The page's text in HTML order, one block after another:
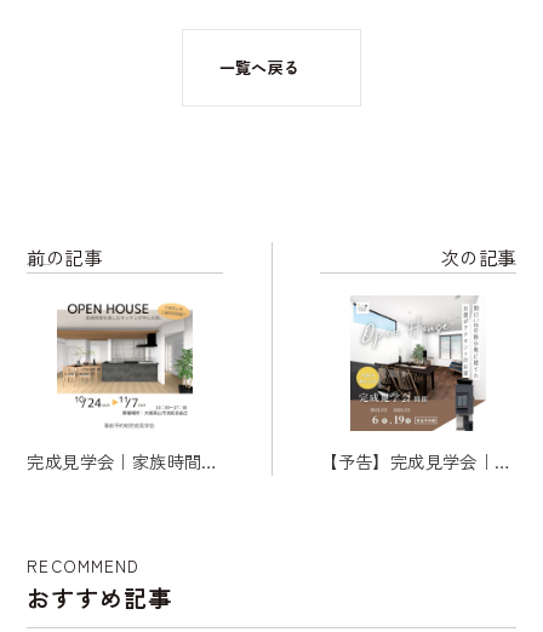
一覧へ戻る
前の記事
完成見学会｜家族時間を
次の記事
【予告】完成見学会｜間
RECOMMEND
おすすめ記事